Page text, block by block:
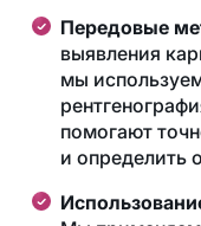
Передовые
выявления
мы
помогают
и определить